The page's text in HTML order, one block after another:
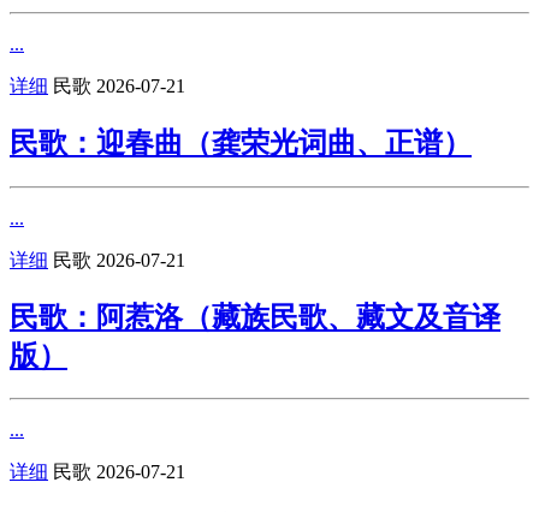
...
详细 民歌 2026-07-21
民歌：迎春曲（龚荣光词曲、正谱）
...
详细 民歌 2026-07-21
民歌：阿惹洛（藏族民歌、藏文及音译
版）
...
详细 民歌 2026-07-21